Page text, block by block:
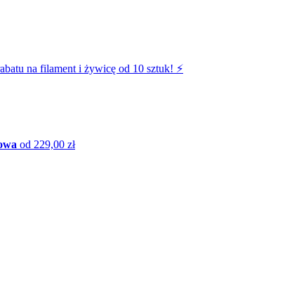
na filament i żywicę od 10 sztuk! ⚡️
od 229,00 zł